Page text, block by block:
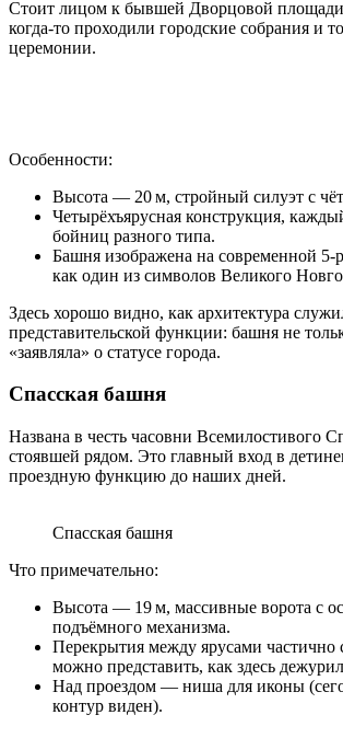
Стоит лицом к бывшей Дворцовой
когда‑то проходили городские собрания и
церемонии.
Особенности:
Высота — 20 м, стройный силуэт с
Четырёхъярусная конструкция,
бойниц разного типа.
Башня изображена на современной
как один из символов Великого
Здесь хорошо видно, как архитектура
представительской функции: башня не
«заявляла» о статусе города.
Спасская башня
Названа в честь часовни Всемилостивого
стоявшей рядом. Это главный вход в
проездную функцию до наших дней.
Спасская башня
Что примечательно:
Высота — 19 м, массивные ворота с
подъёмного механизма.
Перекрытия между ярусами частично
можно представить, как здесь
Над проездом — ниша для иконы
контур виден).